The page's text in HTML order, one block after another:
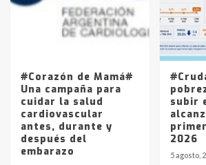
Los precios de los
La Pampa, desde YPF
entre 857 a 1338 pesos
#Corazón de Mamá#
Una campaña para
cuidar la salud
cardiovascular
antes, durante y
después del
embarazo
subir
2026
5 agosto,